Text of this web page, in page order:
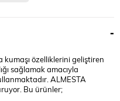
özelliklerini geliştiren
sağlamak amacıyla
ALMESTA
Bu ürünler;